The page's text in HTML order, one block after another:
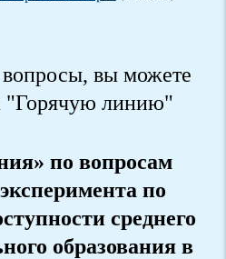
вопросы, вы можете
"Горячую линию"
по вопросам
по
среднего
образования в